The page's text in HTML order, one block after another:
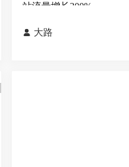
站流量增长300%
 大路